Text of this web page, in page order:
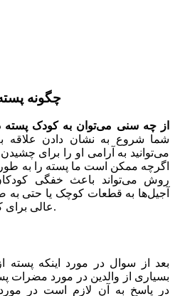
چگونه
از چه سنی می‌توان به کودک پسته
شما شروع به نشان دادن علاقه
می‌توانید به آرامی او را برای
اگرچه ممکن است ما پسته را به طور
روش می‌تواند باعث خفگی
آجیل‌ها به قطعات کوچک یا حتی به
عالی برای کمک به آن‌ها در این زمینه باشد.
بعد از سوال در مورد اینکه پسته
بسیاری از والدین در مورد مضرات
در پاسخ به آن لازم است در